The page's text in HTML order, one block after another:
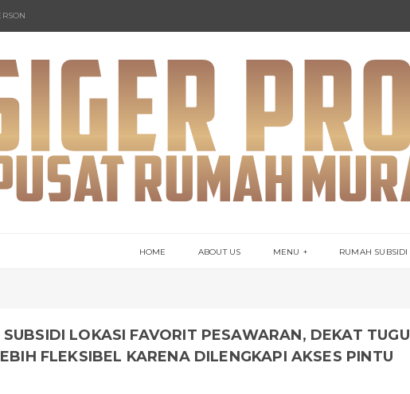
HOME ABOUT US MENU RUMAH SUBSIDI
LOKASI FAVORIT PESAWARAN, DEKAT TUGU
FLEKSIBEL KARENA DILENGKAPI AKSES PINTU